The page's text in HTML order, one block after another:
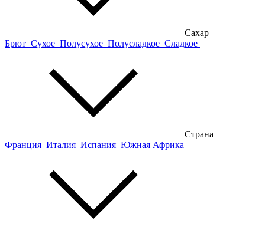
Сахар
Брют Сухое Полусухое Полусладкое Сладкое
Страна
Франция Италия Испания Южная Африка